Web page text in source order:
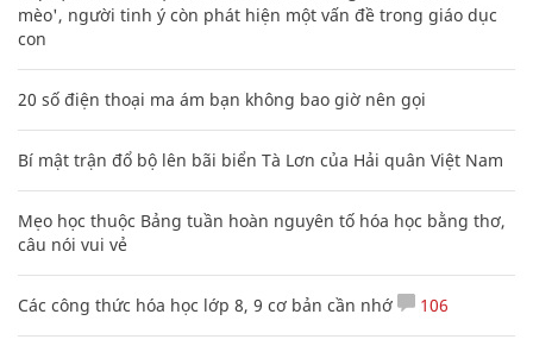
mèo', người tinh ý còn phát hiện một vấn đề trong giáo dục
con
20 số điện thoại ma ám bạn không bao giờ nên gọi
Bí mật trận đổ bộ lên bãi biển Tà Lơn của Hải quân Việt Nam
Mẹo học thuộc Bảng tuần hoàn nguyên tố hóa học bằng thơ,
câu nói vui vẻ
Các công thức hóa học lớp 8, 9 cơ bản cần nhớ 106